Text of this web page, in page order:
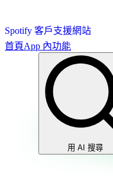
Spotify 客戶支援網站
首頁App 內功能
用 AI 搜尋